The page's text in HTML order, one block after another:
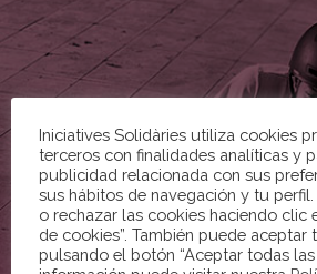
Iniciatives Solidàries utiliza cookies
terceros con finalidades analíticas y
publicidad relacionada con sus
sus hábitos de navegación y tu
o rechazar las cookies haciendo clic
de cookies”. También puede aceptar
pulsando el botón “Aceptar todas las